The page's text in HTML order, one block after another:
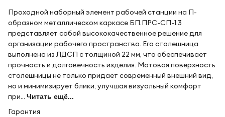
Проходной наборный элемент рабочей станции на П-
образном металлическом каркасе БП.ПРС-СП-1.3
представляет собой высококачественное решение для
организации рабочего пространства. Его столешница
выполнена из ЛДСП с толщиной 22 мм, что обеспечивает
прочность и долговечность изделия. Матовая поверхность
столешницы не только придает современный внешний вид,
но и минимизирует блики, улучшая визуальный комфорт
при... Читать ещё...
Гарантия